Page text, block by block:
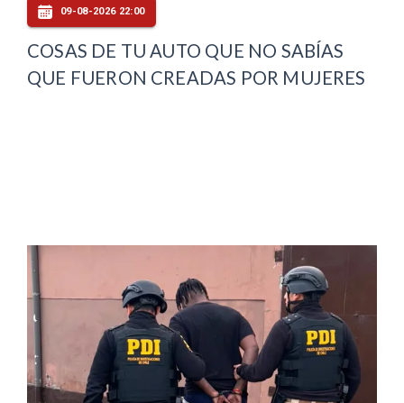
09-08-2026 22:00
COSAS DE TU AUTO QUE NO SABÍAS
QUE FUERON CREADAS POR MUJERES